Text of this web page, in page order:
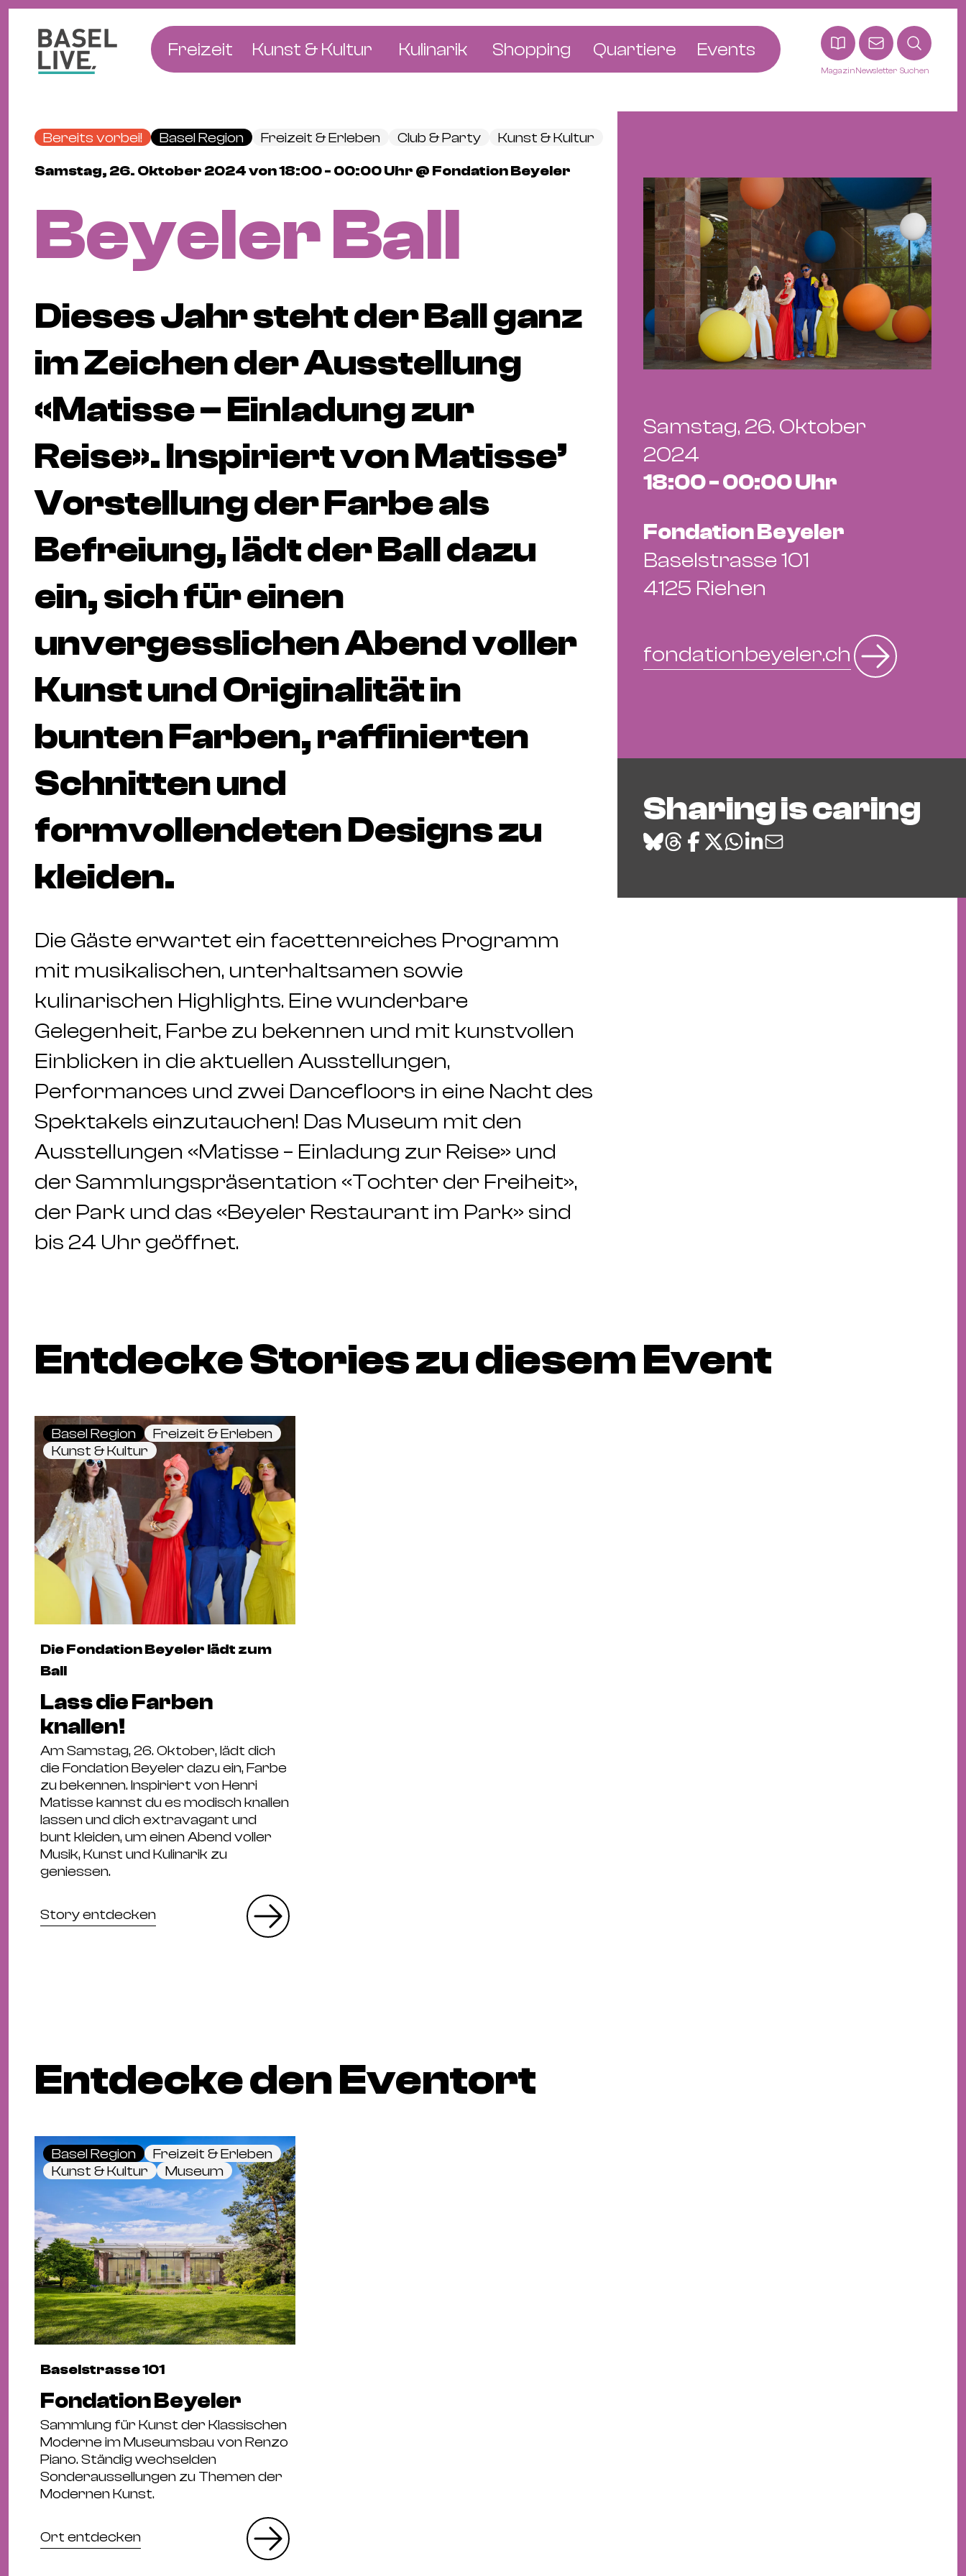
MagazinNewsletter Suchen
Freizeit
Club & Party
Hotels
Natur & Parks
Kunst & Kultur Kulinarik
Bäckereien & Konditoreien
Shopping
Schmuck & Uhren
Quartiere
Kleinbasel
Klybeck
St. Johann
Wettstein
Events
Bereits vorbei! Basel Region Freizeit & Erleben Club & Party
Kunst & Kultur
Samstag, 26. Oktober 2024 von 18:00 - 00:00 Uhr @ Fondation Beyeler
Beyeler Ball
Dieses Jahr steht der Ball ganz
im Zeichen der Ausstellung
«Matisse – Einladung zur
Reise». Inspiriert von Matisse’
Vorstellung der Farbe als
Befreiung, lädt der Ball dazu
ein, sich für einen
unvergesslichen Abend voller
Kunst und Originalität in
bunten Farben, raffinierten
Schnitten und
formvollendeten Designs zu
kleiden.
Die Gäste erwartet ein facettenreiches Programm
mit musikalischen, unterhaltsamen sowie
kulinarischen Highlights. Eine wunderbare
Gelegenheit, Farbe zu bekennen und mit kunstvollen
Einblicken in die aktuellen Ausstellungen,
Performances und zwei Dancefloors in eine Nacht des
Spektakels einzutauchen! Das Museum mit den
Ausstellungen «Matisse – Einladung zur Reise» und
der Sammlungspräsentation «Tochter der Freiheit»,
der Park und das «Beyeler Restaurant im Park» sind
bis 24 Uhr geöffnet.
Samstag, 26. Oktober
2024
18:00 - 00:00 Uhr
Fondation Beyeler
Baselstrasse 101
4125 Riehen
fondationbeyeler.ch
Sharing is caring
Entdecke Stories zu diesem Event
Basel Region
Freizeit & Erleben
Kunst & Kultur
Die Fondation Beyeler lädt zum
Ball
Lass die Farben
knallen!
Am Samstag, 26. Oktober, lädt dich
die Fondation Beyeler dazu ein, Farbe
zu bekennen. Inspiriert von Henri
Matisse kannst du es modisch knallen
lassen und dich extravagant und
bunt kleiden, um einen Abend voller
Musik, Kunst und Kulinarik zu
geniessen.
Story entdecken
Entdecke den Eventort
Basel Region
Freizeit & Erleben
Kunst & Kultur
Museum
Baselstrasse 101
Fondation Beyeler
Sammlung für Kunst der Klassischen
Moderne im Museumsbau von Renzo
Piano. Ständig wechselden
Sonderaussellungen zu Themen der
Modernen Kunst.
Ort entdecken